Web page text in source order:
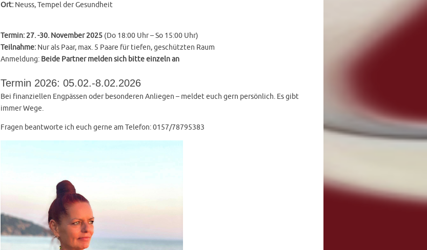
Ort: Neuss, Tempel der Gesundheit
Termin: 27. -30. November 2025 (Do 18:00 Uhr – So 15:00 Uhr)
Teilnahme: Nur als Paar, max. 5 Paare für tiefen, geschützten Raum
Anmeldung: Beide Partner melden sich bitte einzeln an
Termin 2026: 05.02.-8.02.2026
Bei finanziellen Engpässen oder besonderen Anliegen – meldet euch gern persönlich. Es gibt
immer Wege.
Fragen beantworte ich euch gerne am Telefon: 0157/78795383